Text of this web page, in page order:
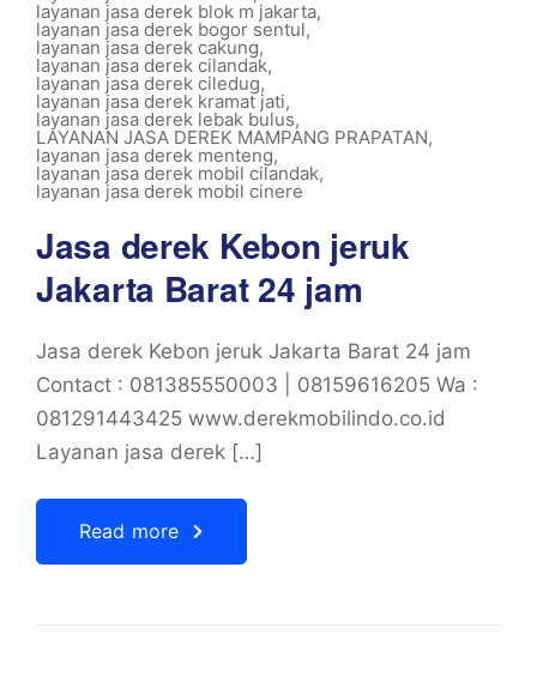
layanan jasa derek blok m jakarta,
layanan jasa derek bogor sentul,
layanan jasa derek cakung,
layanan jasa derek cilandak,
layanan jasa derek ciledug,
layanan jasa derek kramat jati,
layanan jasa derek lebak bulus,
LAYANAN JASA DEREK MAMPANG PRAPATAN,
layanan jasa derek menteng,
layanan jasa derek mobil cilandak,
layanan jasa derek mobil cinere
Jasa derek Kebon jeruk
Jakarta Barat 24 jam
Jasa derek Kebon jeruk Jakarta Barat 24 jam
Contact : 081385550003 | 08159616205 Wa :
081291443425 www.derekmobilindo.co.id
Layanan jasa derek […]
Read more